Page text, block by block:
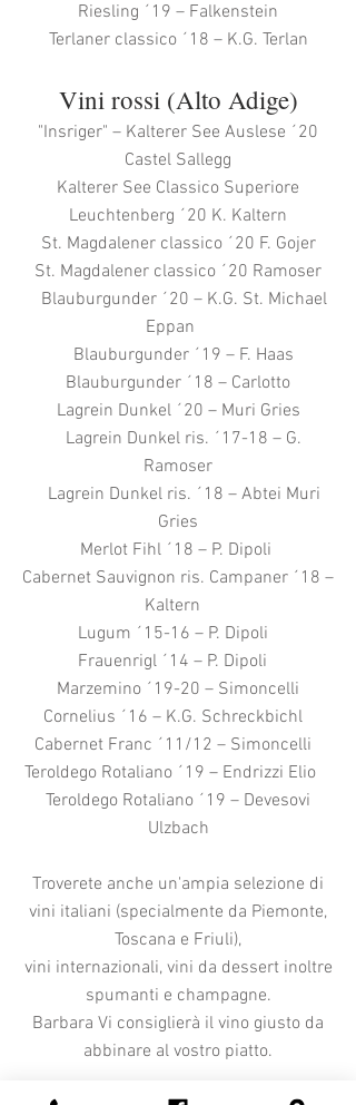
Riesling ´19 – Falkenstein
Terlaner classico ´18 – K.G. Terlan
Vini rossi (Alto Adige)
"Insriger" – Kalterer See Auslese ´20
Castel Sallegg
Kalterer See Classico Superiore
Leuchtenberg ´20 K. Kaltern
St. Magdalener classico ´20 F. Gojer
St. Magdalener classico ´20 Ramoser
Blauburgunder ´20 – K.G. St. Michael
Eppan
Blauburgunder ´19 – F. Haas
Blauburgunder ´18 – Carlotto
Lagrein Dunkel ´20 – Muri Gries
Lagrein Dunkel ris. ´17-18 – G.
Ramoser
Lagrein Dunkel ris. ´18 – Abtei Muri
Gries
Merlot Fihl ´18 – P. Dipoli
Cabernet Sauvignon ris. Campaner ´18 –
Kaltern
Lugum ´15-16 – P. Dipoli
Frauenrigl ´14 – P. Dipoli
Marzemino ´19-20 – Simoncelli
Cornelius ´16 – K.G. Schreckbichl
Cabernet Franc ´11/12 – Simoncelli
Teroldego Rotaliano ´19 – Endrizzi Elio
Teroldego Rotaliano ´19 – Devesovi
Ulzbach
Troverete anche un'ampia selezione di
vini italiani (specialmente da Piemonte,
Toscana e Friuli),
vini internazionali, vini da dessert inoltre
spumanti e champagne.
Barbara Vi consiglierà il vino giusto da
abbinare al vostro piatto.